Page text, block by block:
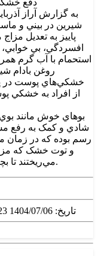
دفع
به گزارش آراز
شيرين در بيني و
پاييز به تعديل
افسردگي، بي
استحمام با آب گرم
روغن بادام
خشکي‌هاي پوست در
از افراد به خشکي
بوهاي خوش مانند
شادي و کمک به رفع
رسم بوده که در زمان
و توت خشک که
مي‌ريختند تا بچه‌ها انرژي بگيرند و يادگيري آنها افزايش يابد.
تاریخ: 1404/07/06 10:23 ق.ظ |